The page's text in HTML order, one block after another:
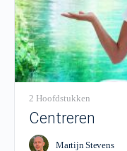
2 Hoofdstukken
Centreren
Martijn Stevens